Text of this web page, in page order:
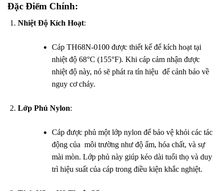
Đặc Điểm Chính:
Nhiệt Độ Kích Hoạt:
Cáp TH68N-0100 được thiết kế để kích hoạt tại
nhiệt độ 68°C (155°F). Khi cáp cảm nhận được
nhiệt độ này, nó sẽ phát ra tín hiệu để cảnh báo về
nguy cơ cháy.
Lớp Phủ Nylon:
Cáp được phủ một lớp nylon để bảo vệ khỏi các tác
động của môi trường như độ ẩm, hóa chất, và sự
mài mòn. Lớp phủ này giúp kéo dài tuổi thọ và duy
trì hiệu suất của cáp trong điều kiện khắc nghiệt.